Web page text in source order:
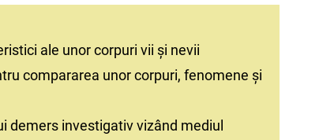
ale unor corpuri vii și nevii
compararea unor corpuri, fenomene și
demers investigativ vizând mediul